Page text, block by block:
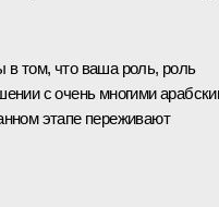
том, что ваша роль, роль
с очень многими
этапе переживают